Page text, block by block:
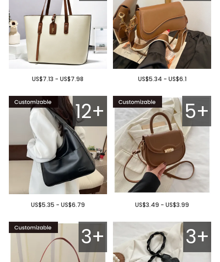
US$7.13 - US$7.98 US$5.34 - US$6.1
12+
US$5.35 - US$6.79
5+
US$3.49 - US$3.99
3+ 3+